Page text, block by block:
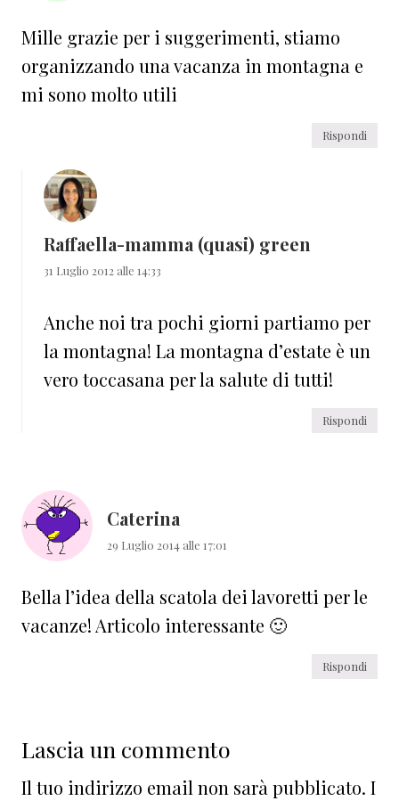
Mille grazie per i suggerimenti, stiamo
organizzando una vacanza in montagna e
mi sono molto utili
Rispondi
Raffaella-mamma (quasi) green
31 Luglio 2012 alle 14:33
Anche noi tra pochi giorni partiamo per
la montagna! La montagna d’estate è un
vero toccasana per la salute di tutti!
Rispondi
Caterina
29 Luglio 2014 alle 17:01
Bella l’idea della scatola dei lavoretti per le
vacanze! Articolo interessante 🙂
Rispondi
Lascia un commento
Il tuo indirizzo email non sarà pubblicato. I